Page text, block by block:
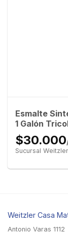
Esmalte
1 Galón
$30.000
Sucursal
Weitzler Casa
Antonio Varas 1112